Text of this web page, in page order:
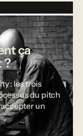
ça
?
: les trois
du pitch
un